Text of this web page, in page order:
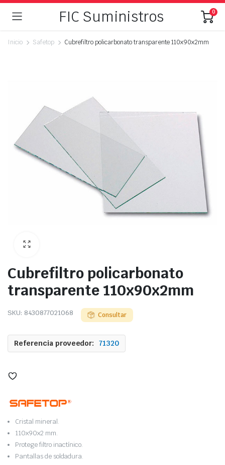
FIC Suministros 0
Inicio Safetop Cubrefiltro policarbonato transparente 110x90x2mm
Cubrefiltro policarbonato
transparente 110x90x2mm
SKU: 8430877021068 Consultar
Referencia proveedor: 71320
Cristal mineral.
110x90x2 mm.
Protege filtro inactínico.
Pantallas de soldadura.